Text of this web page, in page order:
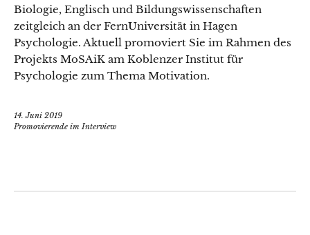
Biologie, Englisch und Bildungswissenschaften
zeitgleich an der FernUniversität in Hagen
Psychologie. Aktuell promoviert Sie im Rahmen des
Projekts MoSAiK am Koblenzer Institut für
Psychologie zum Thema Motivation.
14. Juni 2019
Promovierende im Interview